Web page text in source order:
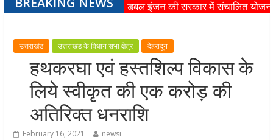
डबल इंजन की सरकार में संचालित
रहा है: मुख्यमंत्री
मुख्यमंत्री पुष्कर सिंह धामी ने हरकी पैड़ी
लेकर कांवड़ यात्रा मार्ग पर हेलीकॉप्टर से
शिवभक्तों पर पुष्पवर्षा कर उनका स्वागत
किया गया
धर्मनगरी हरिद्वार में कांवड़ यात्रा के दौरान
उत्तराखंड उत्तराखंड के विधान सभा क्षेत्र देहरादून
हथकरघा एवं हस्तशिल्प विकास के
लिये स्वीकृत की एक करोड़ की
अतिरिक्त धनराशि
February 16, 2021 newsi